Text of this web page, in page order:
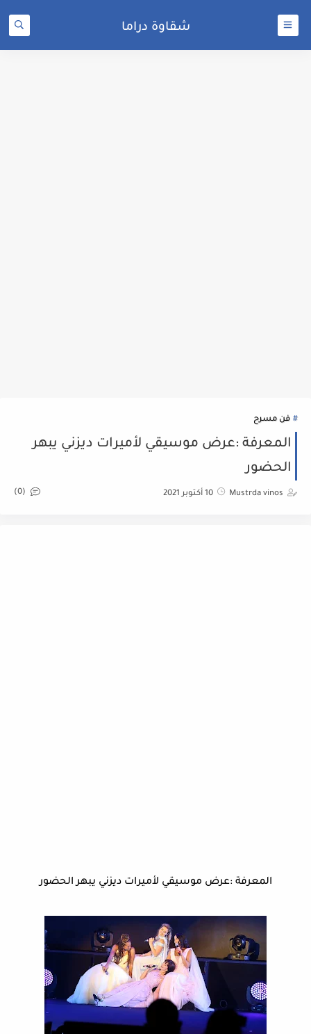
شقاوة دراما
فن مسرح
المعرفة :عرض موسيقي لأميرات ديزني يبهر
الحضور
Mustrda vinos 10 أكتوبر 2021 (0)
المعرفة :عرض موسيقي لأميرات ديزني يبهر الحضور